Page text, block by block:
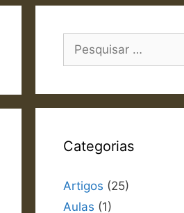
Pesquisar
Categorias
Artigos (25)
Aulas (1)